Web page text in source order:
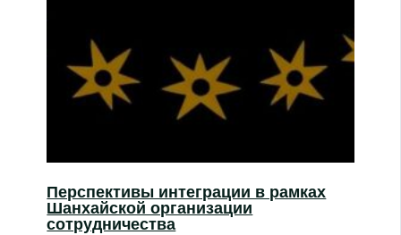
Перспективы интеграции в рамках
Шанхайской организации
сотрудничества